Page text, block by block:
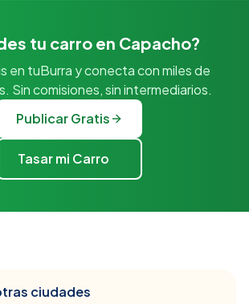
tu carro en Capacho?
en tuBurra y conecta con miles de
Sin comisiones, sin intermediarios.
Publicar Gratis
Tasar mi Carro
ciudades